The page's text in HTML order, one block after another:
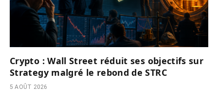
Crypto : Wall Street réduit ses objectifs sur
Strategy malgré le rebond de STRC
5 AOÛT 2026